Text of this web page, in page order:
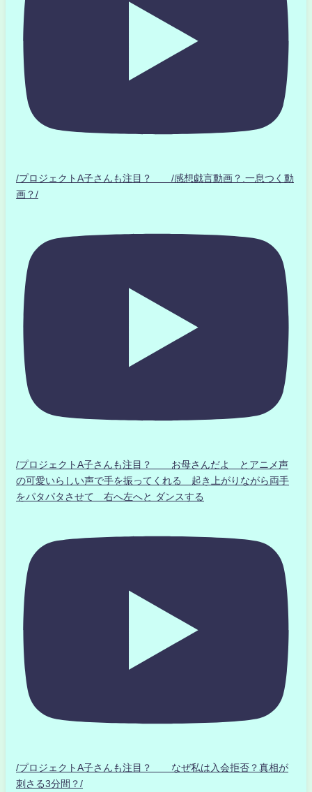
/プロジェクトA子さんも注目？ /感想戯言動画？.一息つく動
画？/
/プロジェクトA子さんも注目？ お母さんだよ とアニメ声
の可愛いらしい声で手を振ってくれる 起き上がりながら両手
をパタパタさせて 右へ左へと ダンスする
/プロジェクトA子さんも注目？ なぜ私は入会拒否？真相が
刺さる3分間？/